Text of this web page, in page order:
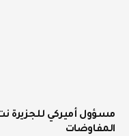
مسؤول أميركي للجزيرة
المفاوضات